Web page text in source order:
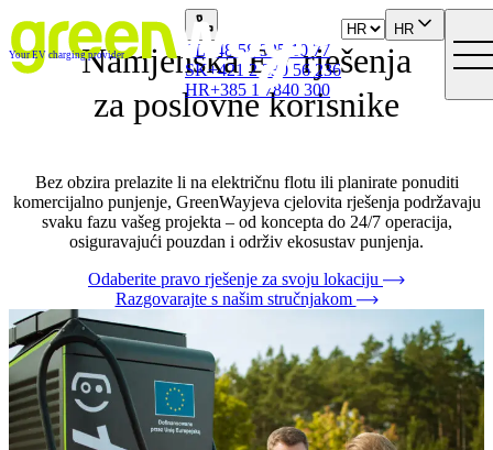
Your EV charging provider PL +48 58 325 10 77
SK+421 2 330 56 236
HR+385 1 7840 300
HR
Namjenska EV rješenja
za poslovne korisnike
Bez obzira prelazite li na električnu flotu ili planirate ponuditi
komercijalno punjenje, GreenWayjeva cjelovita rješenja podržavaju
svaku fazu vašeg projekta – od koncepta do 24/7 operacija,
osiguravajući pouzdan i održiv ekosustav punjenja.
Odaberite pravo rješenje za svoju lokaciju
Razgovarajte s našim stručnjakom
Djelujemo diljem srednje i istočne Europe (CEE):
u Poljskoj, Slovačkoj, Češkoj, Hrvatskoj, Austriji i Mađarskoj.
3 400+
Punjači u partnerskim mrežama
750+
Lokacije pod upravljanjem